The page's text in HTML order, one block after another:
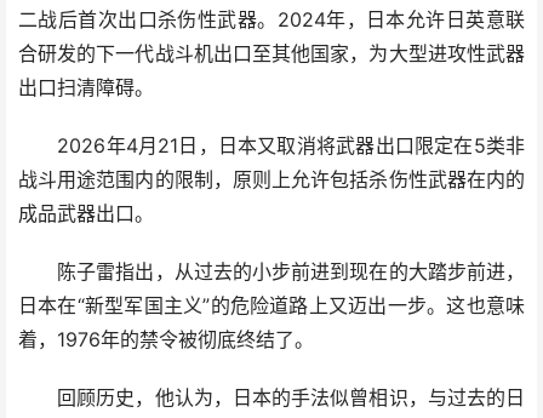
二战后首次出口杀伤性武器。2024年，日本允许日英意联
合研发的下一代战斗机出口至其他国家，为大型进攻性武器
出口扫清障碍。
2026年4月21日，日本又取消将武器出口限定在5类非
战斗用途范围内的限制，原则上允许包括杀伤性武器在内的
成品武器出口。
陈子雷指出，从过去的小步前进到现在的大踏步前进，
日本在“新型军国主义”的危险道路上又迈出一步。这也意味
着，1976年的禁令被彻底终结了。
回顾历史，他认为，日本的手法似曾相识，与过去的日